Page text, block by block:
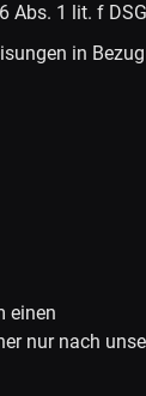
Abs. 1 lit. f
in
einen
nur nach